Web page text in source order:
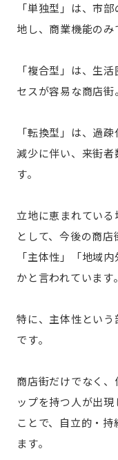
「単独型」は、市
地し、商業機能のみ
「複合型」は、生
セスが容易な商店街。
「転換型」は、過
減少に伴い、来街
す。
立地に恵まれてい
として、今後の商
「主体性」「地域
かと言われています。
特に、主体性とい
です。
商店街だけでなく
ップを持つ人が出
ことで、自立的・
ます。